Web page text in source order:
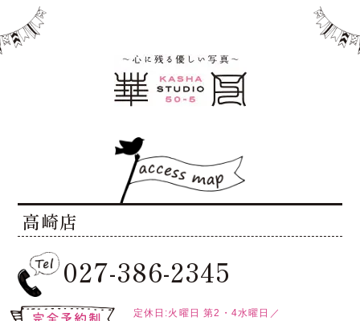
高崎店
027-386-2345
定休日:火曜日 第2・4水曜日／